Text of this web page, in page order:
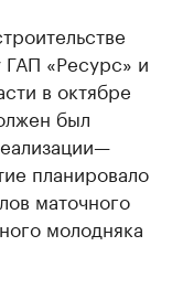
«Ресурс» и
в октябре
был
планировало
маточного
молодняка